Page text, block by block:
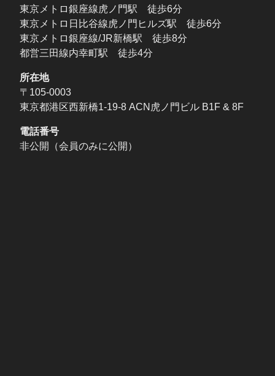
東京メトロ銀座線虎ノ門駅 徒歩6分
東京メトロ日比谷線虎ノ門ヒルズ駅 徒歩6分
東京メトロ銀座線/JR新橋駅 徒歩8分
都営三田線内幸町駅 徒歩4分
所在地
〒105-0003
東京都港区西新橋1-19-8 ACN虎ノ門ビル B1F & 8F
電話番号
非公開（会員のみに公開）